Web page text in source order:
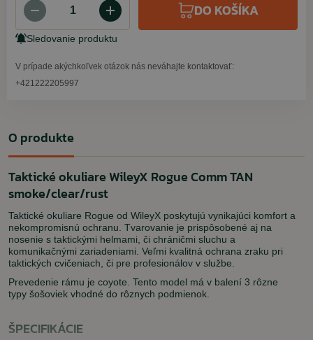
DO KOŠÍKA
Sledovanie produktu
V prípade akýchkoľvek otázok nás neváhajte kontaktovať:
+421222205997
O produkte
Taktické okuliare WileyX Rogue Comm TAN
smoke/clear/rust
Taktické okuliare Rogue od WileyX poskytujú vynikajúci komfort a
nekompromisnú ochranu. Tvarovanie je prispôsobené aj na
nosenie s taktickými helmami, či chráničmi sluchu a
komunikačnými zariadeniami. Veľmi kvalitná ochrana zraku pri
taktických cvičeniach, či pre profesionálov v službe.
Prevedenie rámu je coyote. Tento model má v balení 3 rôzne
typy šošoviek vhodné do rôznych podmienok.
ŠPECIFIKÁCIE